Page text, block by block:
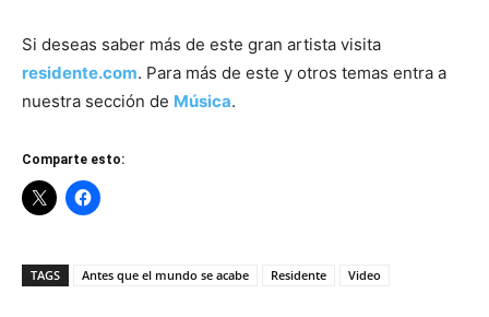
Si deseas saber más de este gran artista visita
residente.com. Para más de este y otros temas entra a
nuestra sección de Música.
Comparte esto:
TAGS Antes que el mundo se acabe Residente Video